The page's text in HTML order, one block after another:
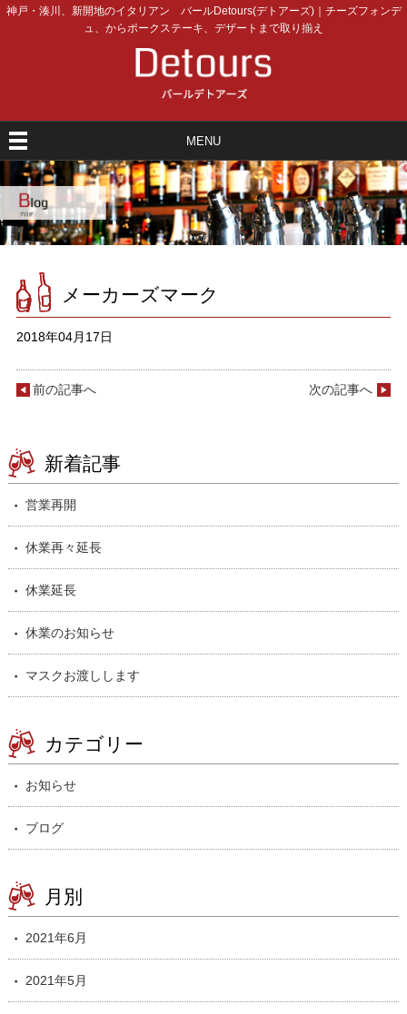
神戸・湊川、新開地のイタリアン バールDetours(デトアーズ)｜チーズフォンデ
ュ、からポークステーキ、デザートまで取り揃え
MENU
メーカーズマーク
2018年04月17日
前の記事へ 次の記事へ
新着記事
営業再開
休業再々延長
休業延長
休業のお知らせ
マスクお渡しします
カテゴリー
お知らせ
ブログ
月別
2021年6月
2021年5月